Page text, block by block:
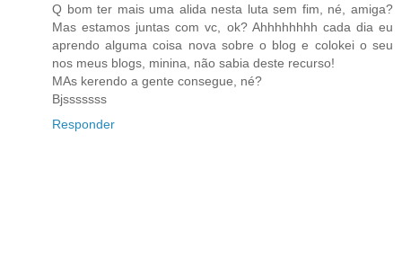
Q bom ter mais uma alida nesta luta sem fim, né, amiga?
Mas estamos juntas com vc, ok? Ahhhhhhhh cada dia eu
aprendo alguma coisa nova sobre o blog e colokei o seu
nos meus blogs, minina, não sabia deste recurso!
MAs kerendo a gente consegue, né?
Bjsssssss
Responder